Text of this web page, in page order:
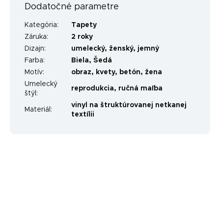
Dodatočné parametre
Kategória:
Tapety
Záruka:
2 roky
Dizajn: umelecký, ženský, jemný
Farba: Biela, Šedá
Motív: obraz, kvety, betón, žena
Umelecký
štýl :
reprodukcia, ručná maľba
Materiál :
vinyl na štruktúrovanej netkanej
textílii